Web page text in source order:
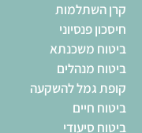
קרן השתלמות
חיסכון פנסיוני
ביטוח משכנתא
ביטוח מנהלים
קופת גמל להשקעה
ביטוח חיים
ביטוח סיעודי